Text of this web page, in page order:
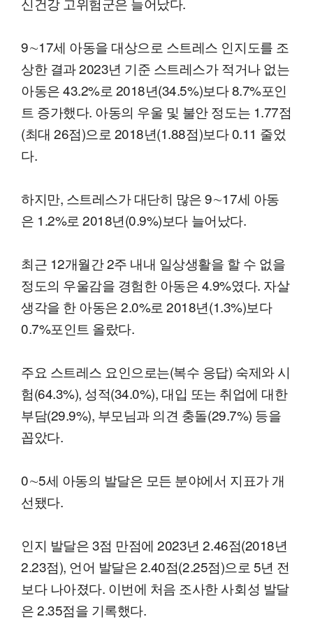
9∼17세 아동을 대상으로 스트레스 인지도를 조
상한 결과 2023년 기준 스트레스가 적거나 없는
아동은 43.2%로 2018년(34.5%)보다 8.7%포인
트 증가했다. 아동의 우울 및 불안 정도는 1.77점
(최대 26점)으로 2018년(1.88점)보다 0.11 줄었
다.
하지만, 스트레스가 대단히 많은 9∼17세 아동
은 1.2%로 2018년(0.9%)보다 늘어났다.
최근 12개월간 2주 내내 일상생활을 할 수 없을
정도의 우울감을 경험한 아동은 4.9%였다. 자살
생각을 한 아동은 2.0%로 2018년(1.3%)보다
0.7%포인트 올랐다.
주요 스트레스 요인으로는(복수 응답) 숙제와 시
험(64.3%), 성적(34.0%), 대입 또는 취업에 대한
부담(29.9%), 부모님과 의견 충돌(29.7%) 등을
꼽았다.
0∼5세 아동의 발달은 모든 분야에서 지표가 개
선됐다.
인지 발달은 3점 만점에 2023년 2.46점(2018년
2.23점), 언어 발달은 2.40점(2.25점)으로 5년 전
보다 나아졌다. 이번에 처음 조사한 사회성 발달
은 2.35점을 기록했다.